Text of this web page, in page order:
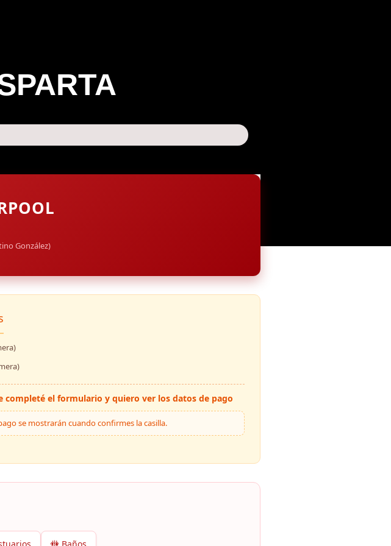
González)
completé el formulario y quiero ver los datos de pago
se mostrarán cuando confirmes la casilla.